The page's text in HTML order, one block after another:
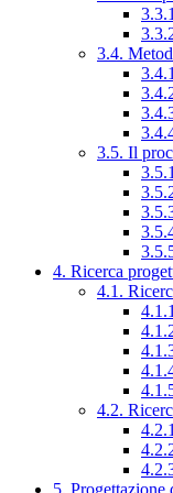
3.4.
3.5. Il
4. Ricerca
4.1.
4.2.
5. Progettazione